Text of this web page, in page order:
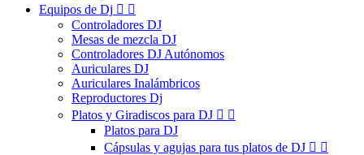
Equipos de Dj  
Controladores DJ
Mesas de mezcla DJ
Controladores DJ Autónomos
Auriculares DJ
Auriculares Inalámbricos
Reproductores Dj
Platos y Giradiscos para DJ  
Platos para DJ
Cápsulas y agujas para tus platos de DJ  